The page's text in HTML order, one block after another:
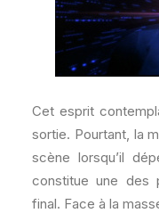
Cet esprit
sortie. Pourtant, la
scène lorsqu’il
constitue une des
final. Face à la